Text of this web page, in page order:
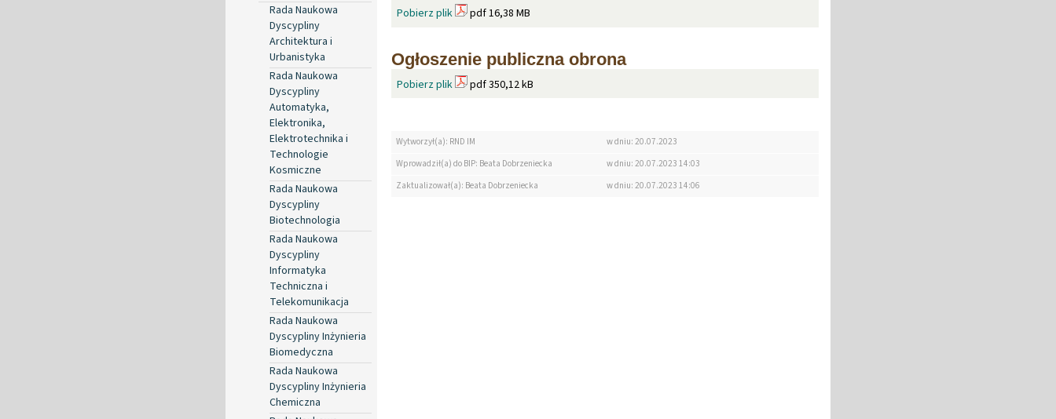
Rada Naukowa
Dyscypliny
Architektura i
Urbanistyka
Rada Naukowa
Dyscypliny
Automatyka,
Elektronika,
Elektrotechnika i
Technologie
Kosmiczne
Rada Naukowa
Dyscypliny
Biotechnologia
Rada Naukowa
Dyscypliny
Informatyka
Techniczna i
Telekomunikacja
Rada Naukowa
Dyscypliny Inżynieria
Biomedyczna
Rada Naukowa
Dyscypliny Inżynieria
Chemiczna
Pobierz plik pdf 16,38 MB
Ogłoszenie publiczna obrona
Pobierz plik pdf 350,12 kB
Wytworzył(a): RND IM
w dniu: 20.07.2023
Wprowadził(a) do BIP: Beata Dobrzeniecka
w dniu: 20.07.2023 14:03
Zaktualizował(a): Beata Dobrzeniecka
w dniu: 20.07.2023 14:06